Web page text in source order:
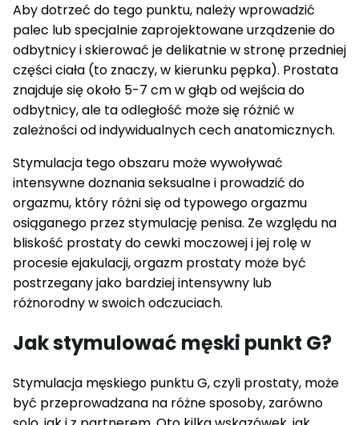
Aby dotrzeć do tego punktu, należy wprowadzić
palec lub specjalnie zaprojektowane urządzenie do
odbytnicy i skierować je delikatnie w stronę przedniej
części ciała (to znaczy, w kierunku pępka). Prostata
znajduje się około 5-7 cm w głąb od wejścia do
odbytnicy, ale ta odległość może się różnić w
zależności od indywidualnych cech anatomicznych.
Stymulacja tego obszaru może wywoływać
intensywne doznania seksualne i prowadzić do
orgazmu, który różni się od typowego orgazmu
osiąganego przez stymulację penisa. Ze względu na
bliskość prostaty do cewki moczowej i jej rolę w
procesie ejakulacji, orgazm prostaty może być
postrzegany jako bardziej intensywny lub
różnorodny w swoich odczuciach.
Jak stymulować męski punkt G?
Stymulacja męskiego punktu G, czyli prostaty, może
być przeprowadzana na różne sposoby, zarówno